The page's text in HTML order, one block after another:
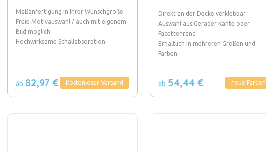
Maßanfertigung in Ihrer Wunschgröße
Freie Motivauswahl / auch mit eigenem
Bild möglich
Hochwirksame Schallabsorption
Kostenloser Versand
ab 82,97 €
Direkt an der Decke verklebbar
Auswahl aus Gerader Kante oder
Facettenrand
Erhältlich in mehreren Größen und
Farben
neue Farben
ab 54,44 €